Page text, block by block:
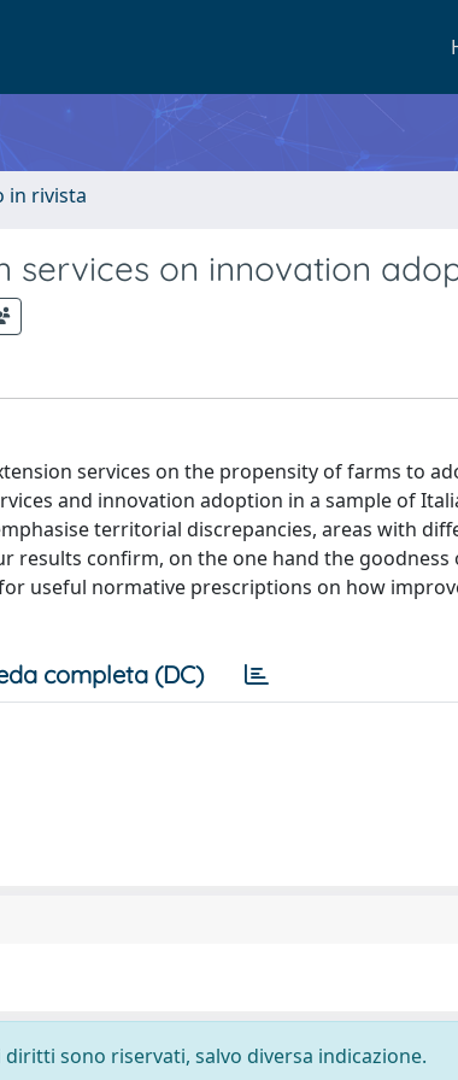
in rivista
on innovation
services on the propensity of farms to
and innovation adoption in a sample of
territorial discrepancies, areas with
results confirm, on the one hand the goodness
useful normative prescriptions on how
completa (DC)
sono riservati, salvo diversa indicazione.